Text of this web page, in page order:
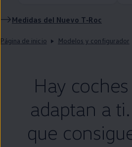
Medidas del Nuevo T‑Roc
Página de inicio Modelos y configurador
Hay
adaptan a
que